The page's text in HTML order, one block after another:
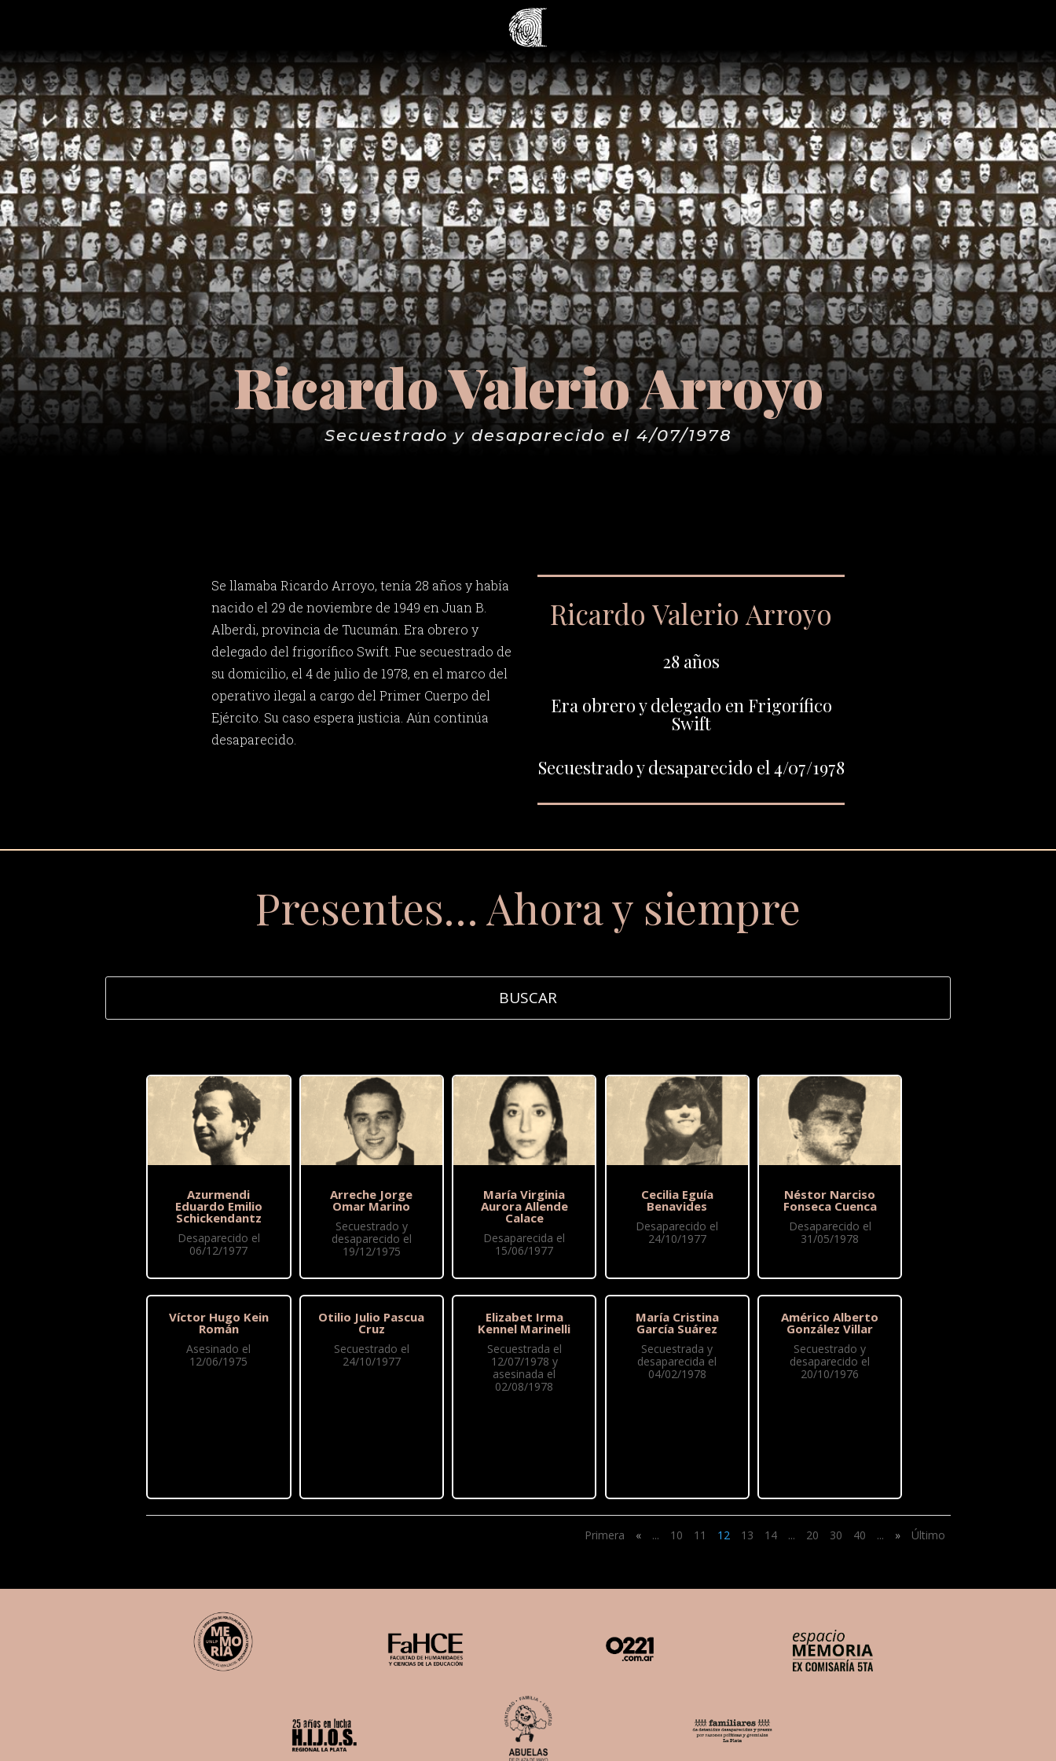
Ricardo Valerio Arroyo
Secuestrado y desaparecido el 4/07/1978
Se llamaba Ricardo Arroyo, tenía 28 años y había
nacido el 29 de noviembre de 1949 en Juan B.
Alberdi, provincia de Tucumán. Era obrero y
delegado del frigorífico Swift. Fue secuestrado de
su domicilio, el 4 de julio de 1978, en el marco del
operativo ilegal a cargo del Primer Cuerpo del
Ejército. Su caso espera justicia. Aún continúa
desaparecido.
Ricardo Valerio Arroyo
28 años
Era obrero y delegado en Frigorífico
Swift
Secuestrado y desaparecido el 4/07/1978
Presentes… Ahora y siempre
Azurmendi
Eduardo Emilio
Schickendantz
Desaparecido el
06/12/1977
Víctor Hugo Kein
Román
Asesinado el
12/06/1975
Arreche Jorge
Omar Marino
Secuestrado y
desaparecido el
19/12/1975
Otilio Julio Pascua
Cruz
Secuestrado el
24/10/1977
María Virginia
Aurora Allende
Calace
Desaparecida el
15/06/1977
Elizabet Irma
Kennel Marinelli
Secuestrada el
12/07/1978 y
asesinada el
02/08/1978
Cecilia Eguía
Benavides
Desaparecido el
24/10/1977
María Cristina
García Suárez
Secuestrada y
desaparecida el
04/02/1978
Néstor Narciso
Fonseca Cuenca
Desaparecido el
31/05/1978
Américo Alberto
González Villar
Secuestrado y
desaparecido el
20/10/1976
Primera « ... 10 11 12 13 14 ... 20 30 40 ... » Último